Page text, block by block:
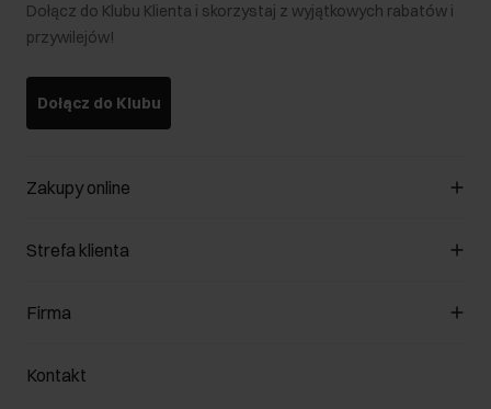
Dołącz do Klubu Klienta i skorzystaj z wyjątkowych rabatów i
przywilejów!
Dołącz do Klubu
Zakupy online
Zarządzaj cookies
Formy płatności
Jak dokonać zwrotu?
Strefa klienta
Klub Klienta
Zwróć produkty
Firma
O nas
Kontakt